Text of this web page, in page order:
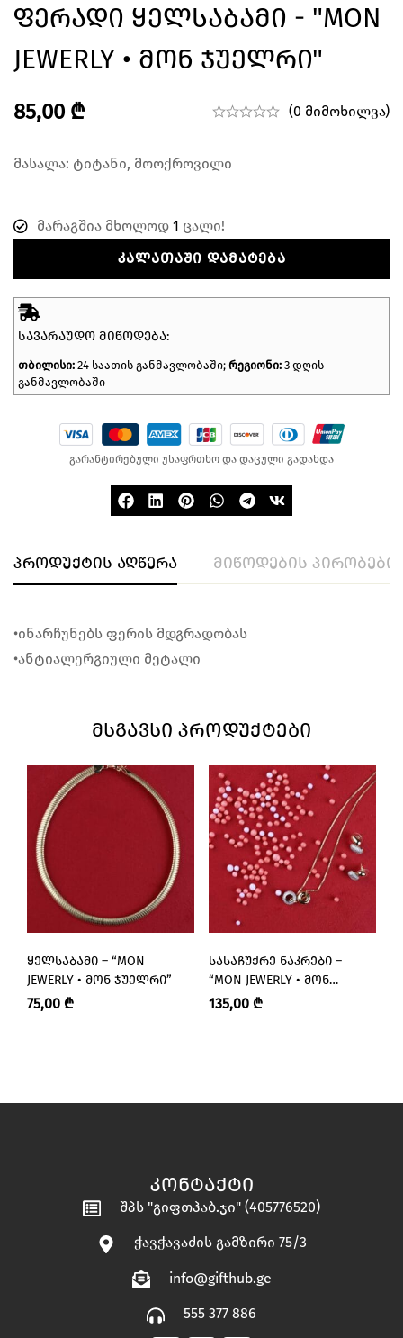
Ფერადი Ყელსაბამი - "MON
JEWERLY • Მონ Ჯუელრი"
85,00 ₾ (0 მიმოხილვა)
მასალა: ტიტანი, მოოქროვილი
მარაგშია მხოლოდ 1 ცალი!
ᲙᲐᲚᲐᲗᲐᲨᲘ ᲓᲐᲛᲐᲢᲔᲑᲐ
ᲡᲐᲕᲐᲠᲐᲣᲓᲝ ᲛᲘᲬᲝᲓᲔᲑᲐ:
თბილისი: 24 საათის განმავლობაში; რეგიონი: 3 დღის
განმავლობაში
გარანტირებული უსაფრთხო და დაცული გადახდა
პროდუქტის აღწერა მიწოდების პირობები
•ინარჩუნებს ფერის მდგრადობას
•ანტიალერგიული მეტალი
ᲛᲡᲒᲐᲕᲡᲘ ᲞᲠᲝᲓᲣᲥᲢᲔᲑᲘ
ᲧᲔᲚᲡᲐᲑᲐᲛᲘ – “MON
JEWERLY • ᲛᲝᲜ ᲯᲣᲔᲚᲠᲘ”
75,00 ₾
ᲡᲐᲡᲐᲩᲣᲥᲠᲔ ᲜᲐᲙᲠᲔᲑᲘ –
“MON JEWERLY • ᲛᲝᲜ
ᲯᲣᲔᲚᲠᲘ”
135,00 ₾
ᲙᲝᲜᲢᲐᲥᲢᲘ
შპს "გიფთჰაბ.ჯი" (405776520)
ჭავჭავაძის გამზირი 75/3
info@gifthub.ge
555 377 886